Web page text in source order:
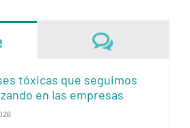
tóxicas que seguimos
en las empresas